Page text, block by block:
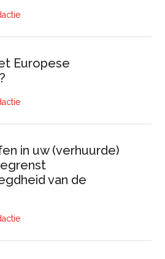
Europese
in uw (verhuurde)
van de